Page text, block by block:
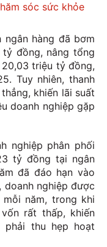
sóc sức khỏe
ngân hàng đã bơm
đồng, nâng tổng
triệu tỷ đồng,
Tuy nhiên, thanh
khiến lãi suất
doanh nghiệp gặp
nghiệp phân phối
tỷ đồng tại ngân
đã đáo hạn vào
doanh nghiệp được
năm, trong khi
rất thấp, khiến
phải thu hẹp hoạt